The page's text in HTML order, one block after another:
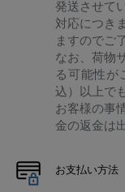
発送させて
対応につき
ますのでご
なお、荷物
る可能性が
込）以上で
お客様の事
金の返金は
お支払い方法